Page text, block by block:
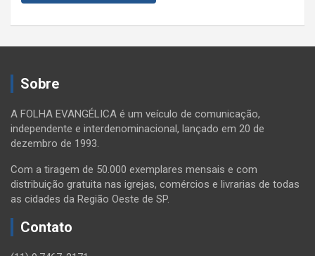
Sobre
A FOLHA EVANGÉLICA é um veículo de comunicação,
independente e interdenominacional, lançado em 20 de
dezembro de 1993.
Com a tiragem de 50.000 exemplares mensais e com
distribuição gratuita nas igrejas, comércios e livrarias de todas
as cidades da Região Oeste de SP.
Contato